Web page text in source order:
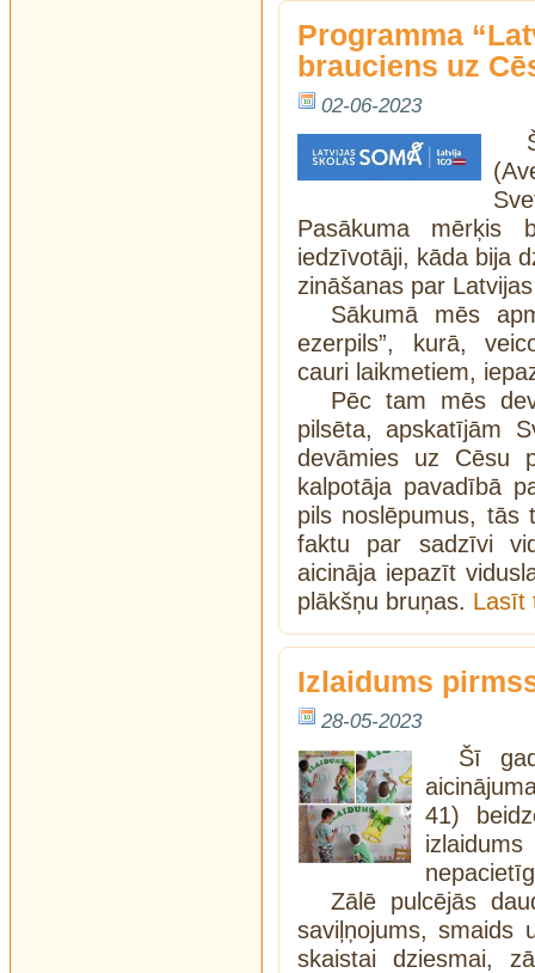
Programma
brauciens uz
02-06-2023
Pasākuma mērķis
iedzīvotāji, kāda bija
zināšanas par
Sākumā mēs
ezerpils”, kurā,
cauri laikmetiem,
Pēc tam mēs
pilsēta, apskatījām
devāmies uz Cēsu
kalpotāja pavadībā
pils noslēpumus, tās
faktu par sadzīvi
aicināja iepazīt
plākšņu bruņas. Lasīt
Izlaidums
28-05-2023
Šī
41)
Zālē pulcējās
saviļņojums, smaids
skaistai dziesmai,